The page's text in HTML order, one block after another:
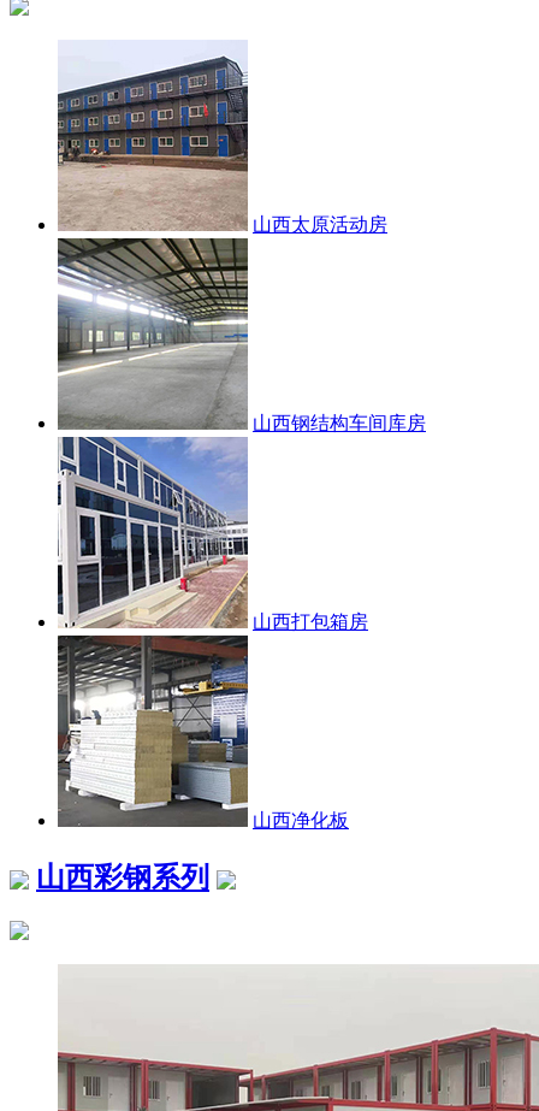
山西太原活动房
山西钢结构车间库房
山西打包箱房
山西净化板
山西彩钢系列